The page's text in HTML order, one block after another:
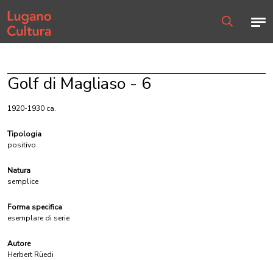
Home page
Golf di Magliaso - 6
1920-1930 ca.
Tipologia
positivo
Natura
semplice
Forma specifica
esemplare di serie
Autore
Herbert Rüedi